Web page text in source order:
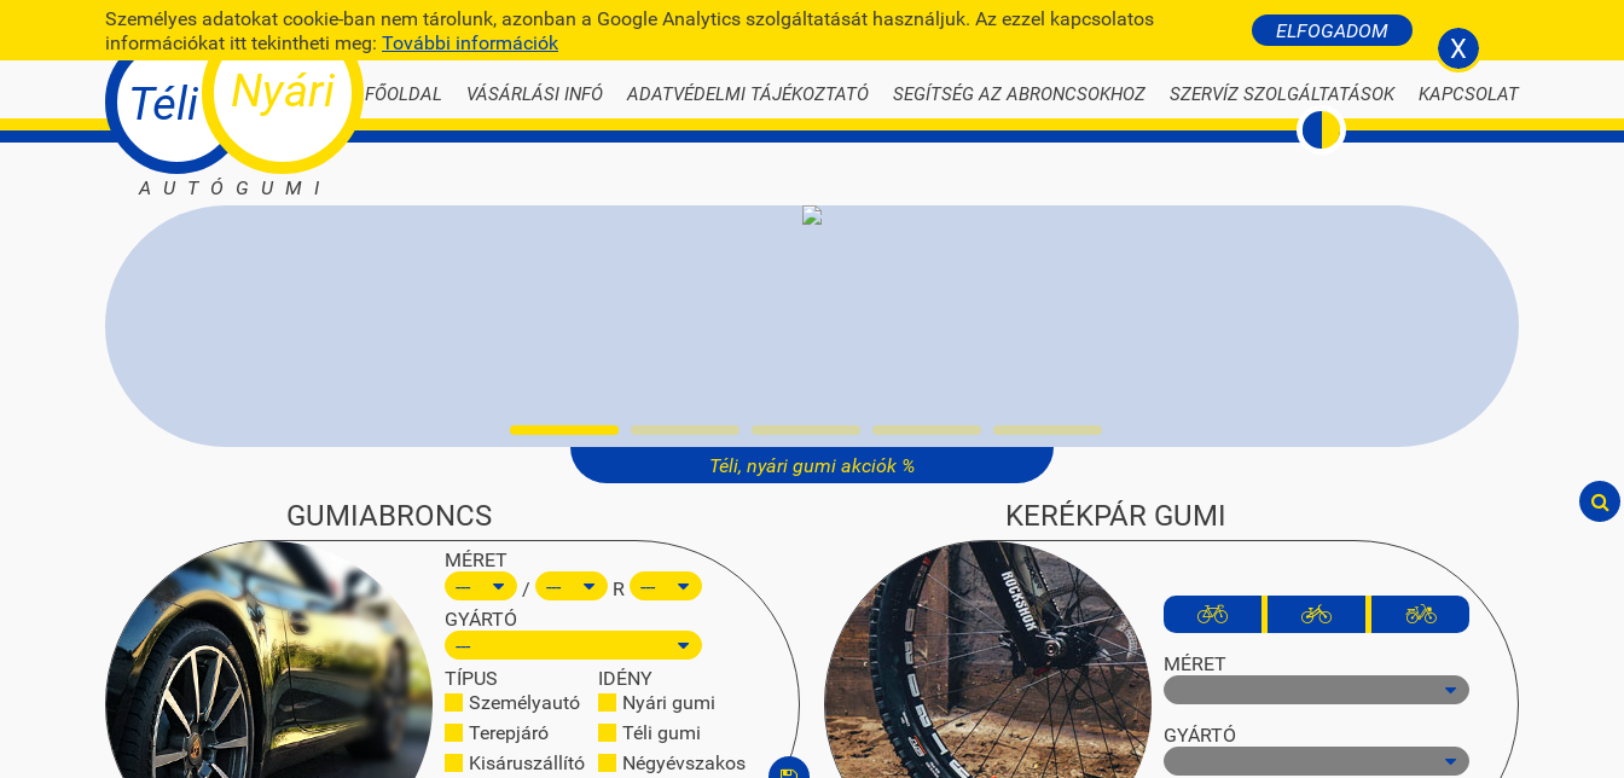
Személyes adatokat cookie-ban nem tárolunk, azonban a Google Analytics szolgáltatását használjuk. Az ezzel kapcsolatos
információkat itt tekintheti meg: További információk ELFOGADOM X
Téli Nyári
AUTÓGUMI
info@teli-nyari-autogumi.hu
BELÉPÉS
FŐOLDAL VÁSÁRLÁSI INFÓ ADATVÉDELMI TÁJÉKOZTATÓ SEGÍTSÉG AZ ABRONCSOKHOZ SZERVÍZ SZOLGÁLTATÁSOK KAPCSOLAT
Téli, nyári gumi akciók %
GUMIABRONCS
MÉRET
/
R
GYÁRTÓ
TÍPUS
Személyautó
Terepjáró
Kisáruszállító
IDÉNY
Nyári gumi
Téli gumi
Négyévszakos
KERÉKPÁR GUMI
MÉRET
GYÁRTÓ